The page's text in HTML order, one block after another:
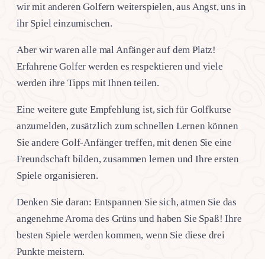
wir mit anderen Golfern weiterspielen, aus Angst, uns in
ihr Spiel einzumischen.
Aber wir waren alle mal Anfänger auf dem Platz!
Erfahrene Golfer werden es respektieren und viele
werden ihre Tipps mit Ihnen teilen.
Eine weitere gute Empfehlung ist, sich für Golfkurse
anzumelden, zusätzlich zum schnellen Lernen können
Sie andere Golf-Anfänger treffen, mit denen Sie eine
Freundschaft bilden, zusammen lernen und Ihre ersten
Spiele organisieren.
Denken Sie daran: Entspannen Sie sich, atmen Sie das
angenehme Aroma des Grüns und haben Sie Spaß! Ihre
besten Spiele werden kommen, wenn Sie diese drei
Punkte meistern.